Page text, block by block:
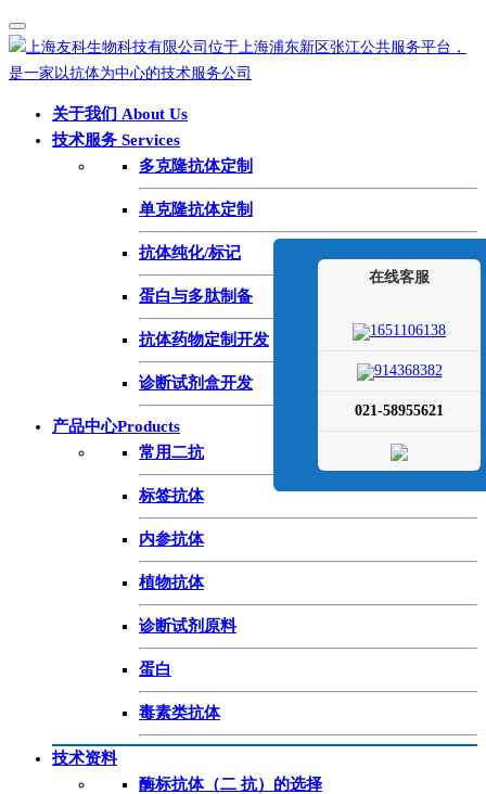
关于我们 About Us
技术服务 Services
多克隆抗体定制
单克隆抗体定制
抗体纯化/标记
蛋白与多肽制备
抗体药物定制开发
诊断试剂盒开发
产品中心Products
常用二抗
标签抗体
内参抗体
植物抗体
诊断试剂原料
蛋白
毒素类抗体
技术资料
酶标抗体（二 抗）的选择
在线客服
1651106138
914368382
021-58955621